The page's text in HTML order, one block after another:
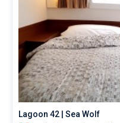
Lagoon 42 | Sea Wolf